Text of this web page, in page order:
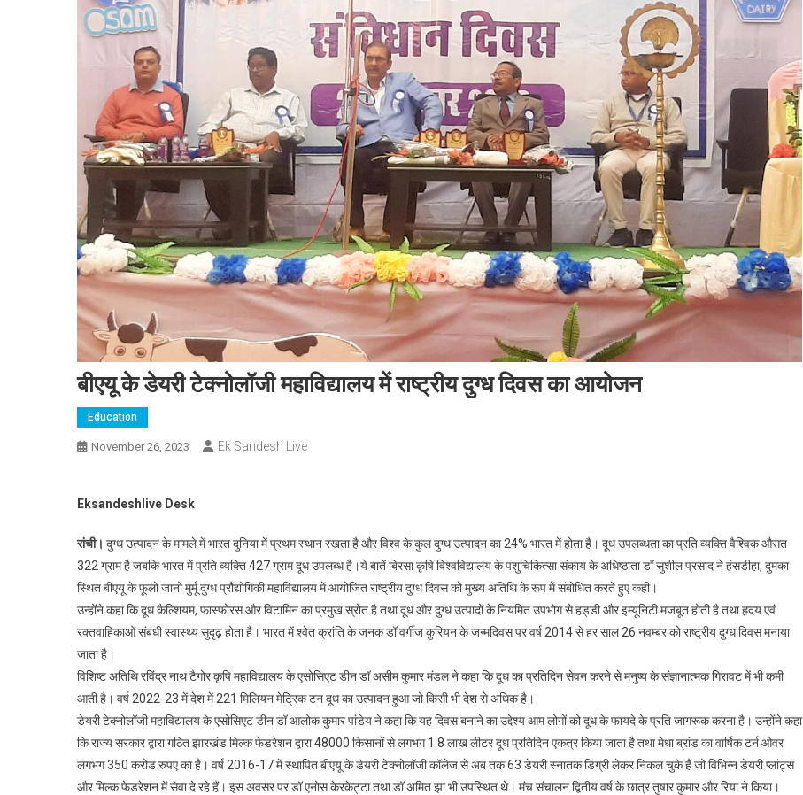
बीएयू के डेयरी टेक्नोलॉजी महाविद्यालय में राष्ट्रीय दुग्ध दिवस का आयोजन
Education
November 26, 2023 Ek Sandesh Live
Eksandeshlive Desk
रांची। दुग्ध उत्पादन के मामले में भारत दुनिया में प्रथम स्थान रखता है और विश्व के कुल दुग्ध उत्पादन का 24% भारत में होता है। दूध उपलब्धता का प्रति व्यक्ति वैश्विक औसत
322 ग्राम है जबकि भारत में प्रति व्यक्ति 427 ग्राम दूध उपलब्ध है।ये बातें बिरसा कृषि विश्वविद्यालय के पशुचिकित्सा संकाय के अधिष्ठाता डॉ सुशील प्रसाद ने हंसडीहा, दुमका
स्थित बीएयू के फूलो जानो मुर्मू दुग्ध प्रौद्योगिकी महाविद्यालय में आयोजित राष्ट्रीय दुग्ध दिवस को मुख्य अतिथि के रूप में संबोधित करते हुए कही।
उन्होंने कहा कि दूध कैल्शियम, फास्फोरस और विटामिन का प्रमुख स्रोत है तथा दूध और दुग्ध उत्पादों के नियमित उपभोग से हड्डी और इम्यूनिटी मजबूत होती है तथा हृदय एवं
रक्तवाहिकाओं संबंधी स्वास्थ्य सुदृढ़ होता है। भारत में श्वेत क्रांति के जनक डॉ वर्गीज कुरियन के जन्मदिवस पर वर्ष 2014 से हर साल 26 नवम्बर को राष्ट्रीय दुग्ध दिवस मनाया
जाता है।
विशिष्ट अतिथि रविंद्र नाथ टैगोर कृषि महाविद्यालय के एसोसिएट डीन डॉ असीम कुमार मंडल ने कहा कि दूध का प्रतिदिन सेवन करने से मनुष्य के संज्ञानात्मक गिरावट में भी कमी
आती है। वर्ष 2022-23 में देश में 221 मिलियन मेट्रिक टन दूध का उत्पादन हुआ जो किसी भी देश से अधिक है।
डेयरी टेक्नोलॉजी महाविद्यालय के एसोसिएट डीन डॉ आलोक कुमार पांडेय ने कहा कि यह दिवस बनाने का उद्देश्य आम लोगों को दूध के फायदे के प्रति जागरूक करना है। उन्होंने कहा
कि राज्य सरकार द्वारा गठित झारखंड मिल्क फेडरेशन द्वारा 48000 किसानों से लगभग 1.8 लाख लीटर दूध प्रतिदिन एकत्र किया जाता है तथा मेधा ब्रांड का वार्षिक टर्न ओवर
लगभग 350 करोड रुपए का है। वर्ष 2016-17 में स्थापित बीएयू के डेयरी टेक्नोलॉजी कॉलेज से अब तक 63 डेयरी स्नातक डिग्री लेकर निकल चुके हैं जो विभिन्न डेयरी प्लांट्स
और मिल्क फेडरेशन में सेवा दे रहे हैं। इस अवसर पर डॉ एनोस केरकेट्टा तथा डॉ अमित झा भी उपस्थित थे। मंच संचालन द्वितीय वर्ष के छात्र तुषार कुमार और रिया ने किया।